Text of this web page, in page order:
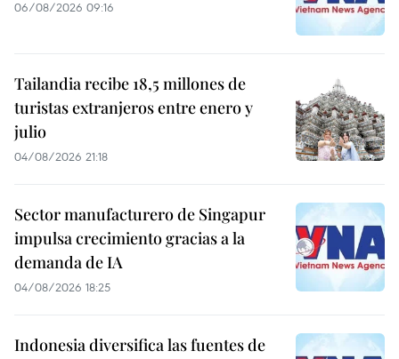
06/08/2026 09:16
Tailandia recibe 18,5 millones de
turistas extranjeros entre enero y
julio
04/08/2026 21:18
Sector manufacturero de Singapur
impulsa crecimiento gracias a la
demanda de IA
04/08/2026 18:25
Indonesia diversifica las fuentes de